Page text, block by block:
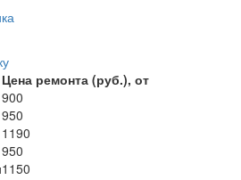
Цена ремонта (руб.), от
900
950
1190
950
1150